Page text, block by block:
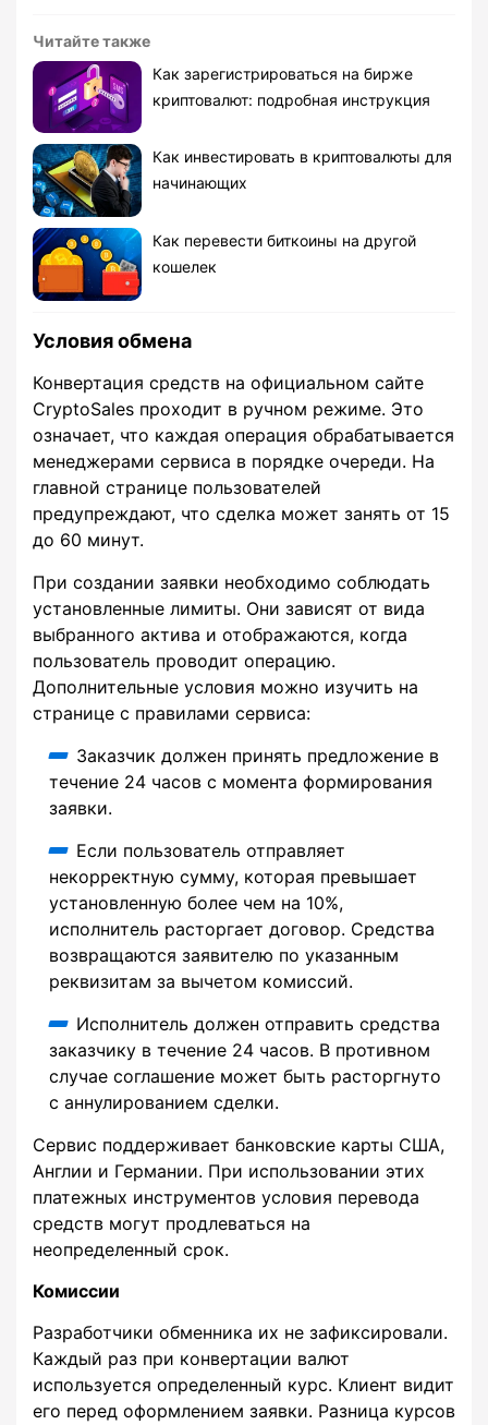
Читайте также
Как зарегистрироваться на бирже
криптовалют: подробная инструкция
Как инвестировать в криптовалюты для
начинающих
Как перевести биткоины на другой
кошелек
Условия обмена
Конвертация средств на официальном сайте
CryptoSales проходит в ручном режиме. Это
означает, что каждая операция обрабатывается
менеджерами сервиса в порядке очереди. На
главной странице пользователей
предупреждают, что сделка может занять от 15
до 60 минут.
При создании заявки необходимо соблюдать
установленные лимиты. Они зависят от вида
выбранного актива и отображаются, когда
пользователь проводит операцию.
Дополнительные условия можно изучить на
странице с правилами сервиса:
Заказчик должен принять предложение в
течение 24 часов с момента формирования
заявки.
Если пользователь отправляет
некорректную сумму, которая превышает
установленную более чем на 10%,
исполнитель расторгает договор. Средства
возвращаются заявителю по указанным
реквизитам за вычетом комиссий.
Исполнитель должен отправить средства
заказчику в течение 24 часов. В противном
случае соглашение может быть расторгнуто
с аннулированием сделки.
Сервис поддерживает банковские карты США,
Англии и Германии. При использовании этих
платежных инструментов условия перевода
средств могут продлеваться на
неопределенный срок.
Комиссии
Разработчики обменника их не зафиксировали.
Каждый раз при конвертации валют
используется определенный курс. Клиент видит
его перед оформлением заявки. Разница курсов